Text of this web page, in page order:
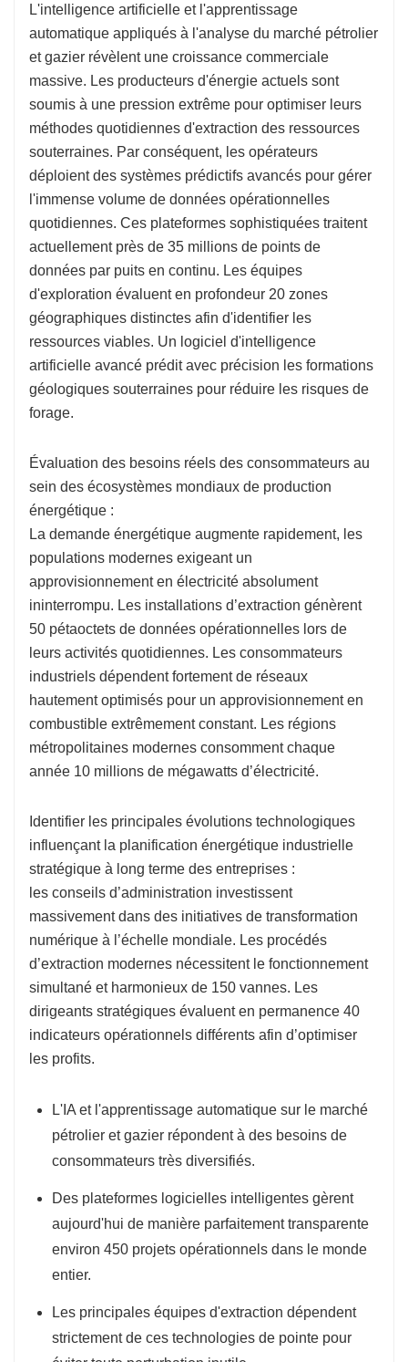
L'intelligence artificielle et l'apprentissage
automatique appliqués à l'analyse du marché pétrolier
et gazier révèlent une croissance commerciale
massive. Les producteurs d'énergie actuels sont
soumis à une pression extrême pour optimiser leurs
méthodes quotidiennes d'extraction des ressources
souterraines. Par conséquent, les opérateurs
déploient des systèmes prédictifs avancés pour gérer
l'immense volume de données opérationnelles
quotidiennes. Ces plateformes sophistiquées traitent
actuellement près de 35 millions de points de
données par puits en continu. Les équipes
d'exploration évaluent en profondeur 20 zones
géographiques distinctes afin d'identifier les
ressources viables. Un logiciel d'intelligence
artificielle avancé prédit avec précision les formations
géologiques souterraines pour réduire les risques de
forage.
Évaluation des besoins réels des consommateurs au
sein des écosystèmes mondiaux de production
énergétique :
La demande énergétique augmente rapidement, les
populations modernes exigeant un
approvisionnement en électricité absolument
ininterrompu. Les installations d’extraction génèrent
50 pétaoctets de données opérationnelles lors de
leurs activités quotidiennes. Les consommateurs
industriels dépendent fortement de réseaux
hautement optimisés pour un approvisionnement en
combustible extrêmement constant. Les régions
métropolitaines modernes consomment chaque
année 10 millions de mégawatts d’électricité.
Identifier les principales évolutions technologiques
influençant la planification énergétique industrielle
stratégique à long terme des entreprises :
les conseils d’administration investissent
massivement dans des initiatives de transformation
numérique à l’échelle mondiale. Les procédés
d’extraction modernes nécessitent le fonctionnement
simultané et harmonieux de 150 vannes. Les
dirigeants stratégiques évaluent en permanence 40
indicateurs opérationnels différents afin d’optimiser
les profits.
L'IA et l'apprentissage automatique sur le marché
pétrolier et gazier répondent à des besoins de
consommateurs très diversifiés.
Des plateformes logicielles intelligentes gèrent
aujourd'hui de manière parfaitement transparente
environ 450 projets opérationnels dans le monde
entier.
Les principales équipes d'extraction dépendent
strictement de ces technologies de pointe pour